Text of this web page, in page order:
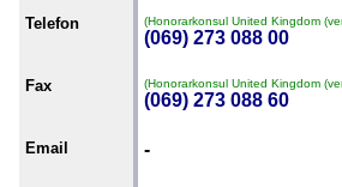
Telefon (Honorarkonsul United Kingdom
(069) 273 088 00
Fax (Honorarkonsul United Kingdom
(069) 273 088 60
Email -